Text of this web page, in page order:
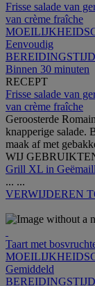
Frisse salade van
van crème fraîche
Eenvoudig
BEREIDINGSTIJD
Binnen 30 minuten
RECEPT
Frisse salade van
van crème fraîche
Geroosterde
knapperige salade.
maak af met
WIJ
Grill XL in
... ...
VERWIJDEREN
Taart met
Gemiddeld
BEREIDINGSTIJD